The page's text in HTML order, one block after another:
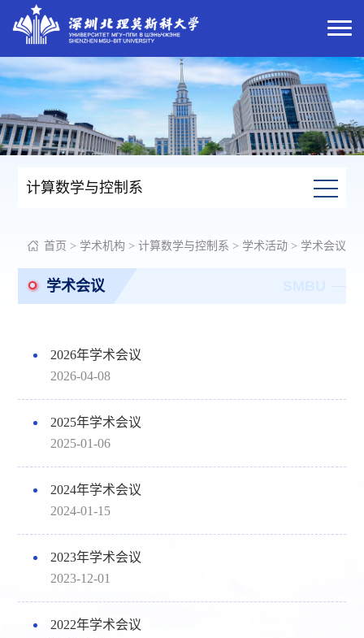
计算数学与控制系
首页 > 学术机构 > 计算数学与控制系 > 学术活动> 学术会议
学术会议
2026年学术会议
2026-04-08
2025年学术会议
2025-01-06
2024年学术会议
2024-01-15
2023年学术会议
2023-12-01
2022年学术会议